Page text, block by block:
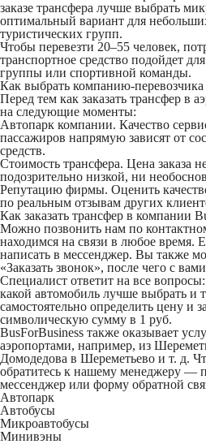
заказе трансфера лучше выбрать
оптимальный вариант для
туристических групп.
Чтобы перевезти 20–55 человек,
транспортное средство подойдет
группы или спортивной команды.
Как выбрать компанию-перевозчика
Перед тем как заказать трансфер в
на следующие моменты:
Автопарк компании. Качество
пассажиров напрямую зависят от
средств.
Стоимость трансфера. Цена заказа
подозрительно низкой, ни
Репутацию фирмы. Оценить
по реальным отзывам других
Как заказать трансфер в компании
Можно позвонить нам по
находимся на связи в любое
написать в мессенджер. Вы также
«Заказать звонок», после чего с
Специалист ответит на все
какой автомобиль лучше выбрать
самостоятельно определить цену и
символическую сумму в 1 руб.
BusForBusiness также оказывает
аэропортами, например, из
Домодедова в Шереметьево и т. д.
обратитесь к нашему менеджеру —
мессенджер или форму обратной
Автопарк
Автобусы
Микроавтобусы
Минивэны